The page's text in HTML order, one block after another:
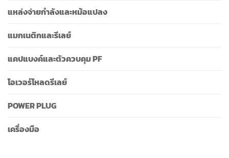
แหล่งจ่ายกำลังและหม้อแปลง
แมกเนติกและรีเลย์
แคปแบงค์และตัวควบคุม PF
โอเวอร์โหลดรีเลย์
POWER PLUG
เครื่องมือ